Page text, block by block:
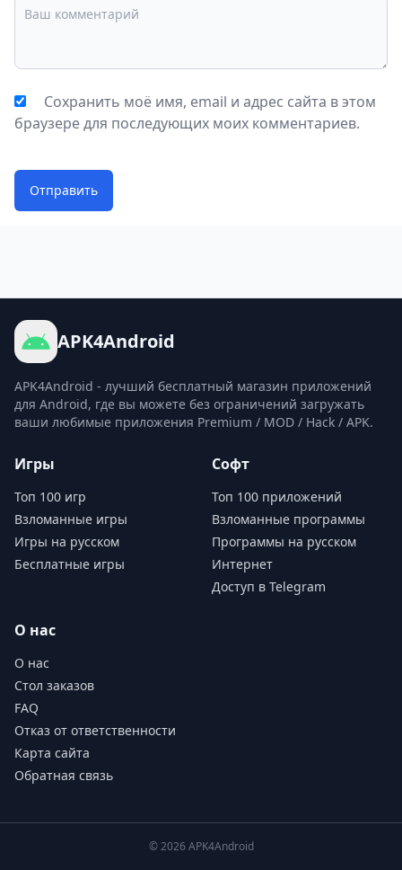
Сохранить моё имя, email и адрес сайта в этом
браузере для последующих моих комментариев.
Отправить
APK4Android
APK4Android - лучший бесплатный магазин приложений
для Android, где вы можете без ограничений загружать
ваши любимые приложения Premium / MOD / Hack / APK.
Игры
Топ 100 игр
Взломанные игры
Игры на русском
Бесплатные игры
Софт
Топ 100 приложений
Взломанные программы
Программы на русском
Интернет
Доступ в Telegram
О нас
О нас
Стол заказов
FAQ
Отказ от ответственности
Карта сайта
Обратная связь
© 2026 APK4Android